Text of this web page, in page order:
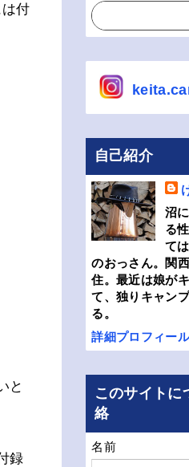
付
と
録
自己紹介
沼
る
て
のおっさん。関
住。最近は娘が
て、独りキャン
る。
詳細プロフィー
このサイトに
絡
名前